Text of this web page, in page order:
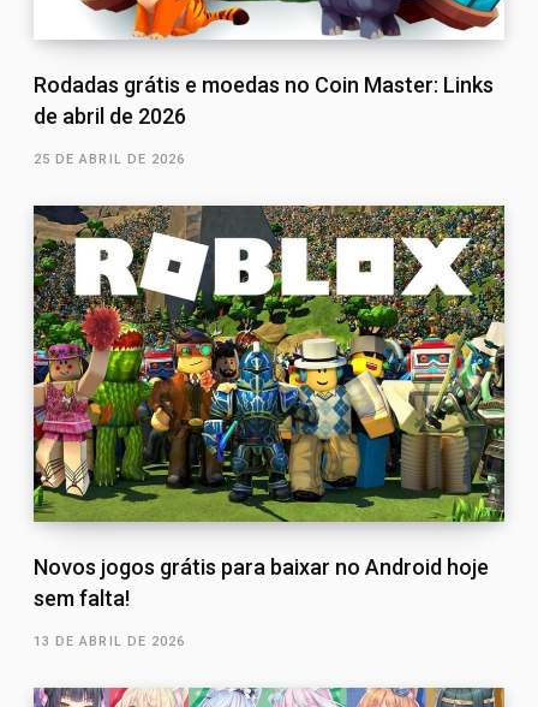
Rodadas grátis e moedas no Coin Master: Links
de abril de 2026
25 DE ABRIL DE 2026
Novos jogos grátis para baixar no Android hoje
sem falta!
13 DE ABRIL DE 2026